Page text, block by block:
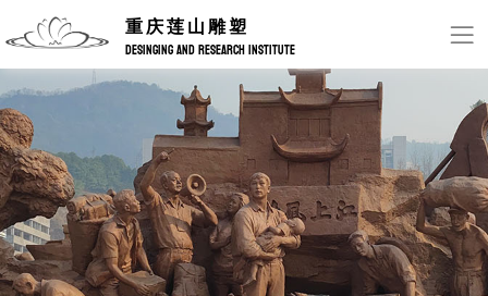
重庆莲山雕塑
DESINGING AND RESEARCH INSTITUTE